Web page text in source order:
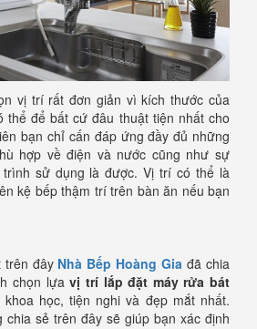
vị trí rất đơn giản vì kích thước của
thể để bất cứ đâu thuật tiện nhất cho
bạn chỉ cấn đáp ứng đầy đủ những
hợp về điện và nước cũng như sự
sử dụng là được. Vị trí có thể là
kệ bếp thậm trí trên bàn ăn nếu bạn
trên đây Nhà Bếp Hoàng Gia đã chia
chọn lựavị trí lắp đặt máy rửa bát
khoa học, tiện nghi và đẹp mắt nhất.
chia sẻ trên đây sẽ giúp bạn xác định